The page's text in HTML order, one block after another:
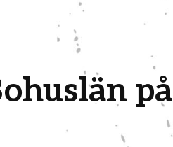
på